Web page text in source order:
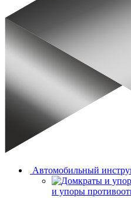
Автомобильный
и упоры